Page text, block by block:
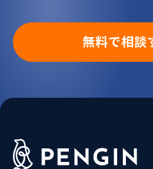
無料で相談